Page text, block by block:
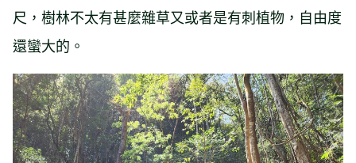
尺，樹林不太有甚麼雜草又或者是有刺植物，自由度
還蠻大的。